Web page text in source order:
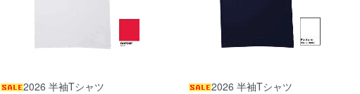
2026 半袖Tシャツ
2026 半袖Tシャツ